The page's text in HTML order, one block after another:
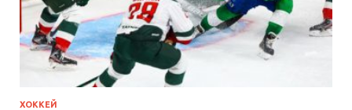
ХОККЕЙ